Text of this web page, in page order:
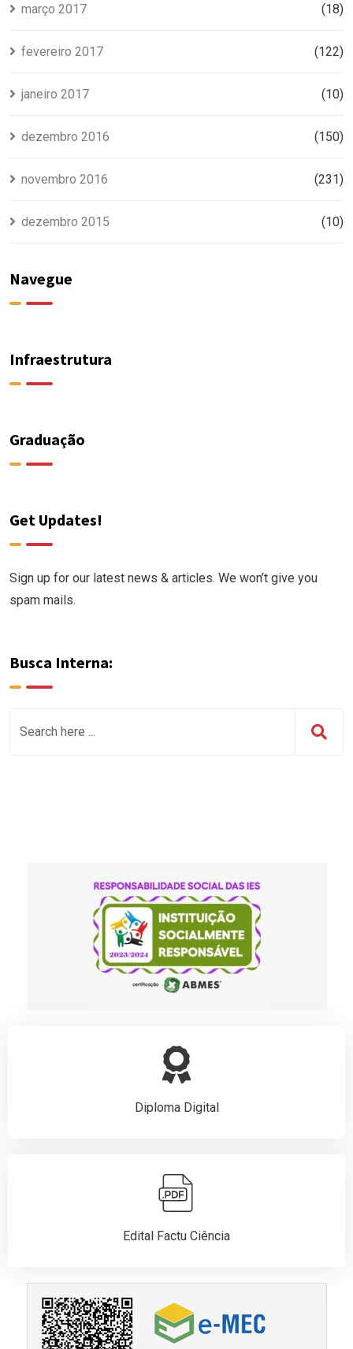
março 2017 (18)
fevereiro 2017 (122)
janeiro 2017 (10)
dezembro 2016 (150)
novembro 2016 (231)
dezembro 2015 (10)
Navegue
Infraestrutura
Graduação
Get Updates!
Sign up for our latest news & articles. We won’t give you
spam mails.
Busca Interna:
Diploma Digital
Edital Factu Ciência